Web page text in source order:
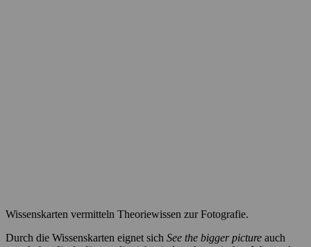
Wissenskarten vermitteln Theoriewissen zur Fotografie.
Durch die Wissenskarten eignet sich See the bigger picture auch